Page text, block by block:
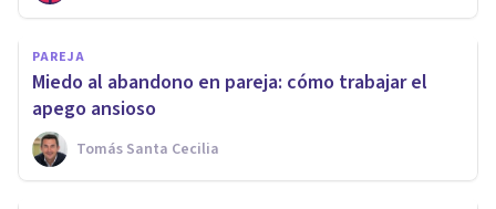
PAREJA
Miedo al abandono en pareja: cómo trabajar el
apego ansioso
Tomás Santa Cecilia